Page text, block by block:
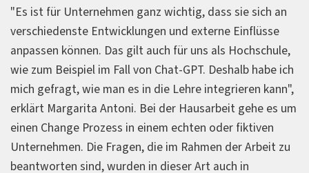
"Es ist für Unternehmen ganz wichtig, dass sie sich an
verschiedenste Entwicklungen und externe Einflüsse
anpassen können. Das gilt auch für uns als Hochschule,
wie zum Beispiel im Fall von Chat-GPT. Deshalb habe ich
mich gefragt, wie man es in die Lehre integrieren kann",
erklärt Margarita Antoni. Bei der Hausarbeit gehe es um
einen Change Prozess in einem echten oder fiktiven
Unternehmen. Die Fragen, die im Rahmen der Arbeit zu
beantworten sind, wurden in dieser Art auch in